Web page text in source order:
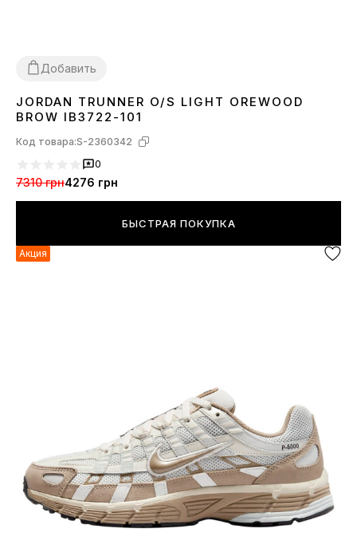
Добавить
36373839 4041 424344 45
JORDAN TRUNNER O/S LIGHT OREWOOD
BROW IB3722-101
Код товара:S-2360342
0
7310 грн4276 грн
БЫСТРАЯ ПОКУПКА
Акция